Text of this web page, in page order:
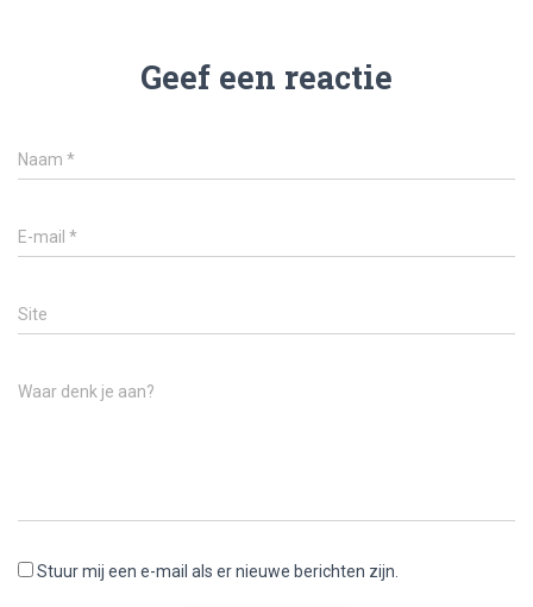
Geef een reactie
Naam *
E-mail *
Site
Waar denk je aan?
Stuur mij een e-mail als er nieuwe berichten zijn.